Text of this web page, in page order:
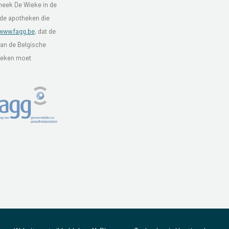
De Wieke in de
apotheken die
, dat de
de Belgische
moet